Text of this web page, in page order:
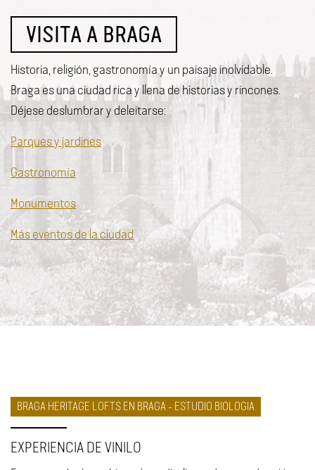
VISITA A BRAGA
Historia, religión, gastronomía y un paisaje inolvidable.
Braga es una ciudad rica y llena de historias y rincones.
Déjese deslumbrar y deleitarse:
Parques y jardines
Gastronomía
Monumentos
Más eventos de la ciudad
BRAGA HERITAGE LOFTS EN BRAGA - ESTUDIO BIOLOGIA
EXPERIENCIA DE VINILO